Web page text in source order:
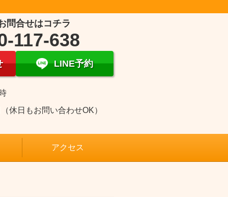
問合せはコチラ
117-638
LINE予約
休日もお問い合わせOK）
アクセス